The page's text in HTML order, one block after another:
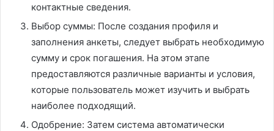
контактные сведения.
Выбор суммы: После создания профиля и
заполнения анкеты, следует выбрать необходимую
сумму и срок погашения. На этом этапе
предоставляются различные варианты и условия,
которые пользователь может изучить и выбрать
наиболее подходящий.
Одобрение: Затем система автоматически